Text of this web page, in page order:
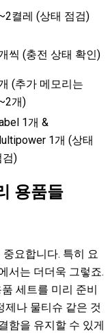
켤레 (상태 점검)
씩 (충전 상태 확인)
(추가 메모리는
개)
1개 &
1개 (상태
검)
용품들
요합니다. 특히 요
서는 더더욱 그렇죠.
세트를 미리 준비
제나 물티슈 같은 것
함을 유지할 수 있게